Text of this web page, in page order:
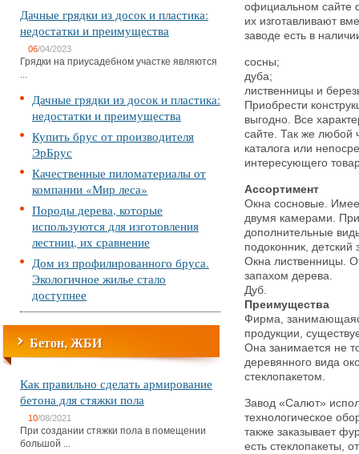
Дачные грядки из досок и пластика:
недостатки и преимущества
06/04/2023
Грядки на приусадебном участке являются
...
Дачные грядки из досок и пластика:
недостатки и преимущества
Купить брус от производителя
ЭрБрус
Качественные пиломатериалы от
компании «Мир леса»
Породы дерева, которые
используются для изготовления
лестниц, их сравнение
Дом из профилированного бруса.
Экологичное жилье стало
доступнее
Бетон, ЖБИ
Как правильно сделать армирование
бетона для стяжки пола
10/08/2021
При создании стяжки пола в помещении
большой ...
официальном сайте
их изготавливают
заводе есть в
сосны;
дуба;
лиственницы и
Приобрести
выгодно. Все
сайте. Так же любой
каталога или
интересующего
Ассортимент
Окна сосновые.
двумя камерами.
дополнительные
подоконник, детский
Окна лиственницы.
запахом дерева.
Дуб.
Преимущества
Фирма,
продукции,
Она занимается не
деревянного вида
стеклопакетом.
Завод «Салют»
технологическое
также заказывает
есть стеклопакеты,